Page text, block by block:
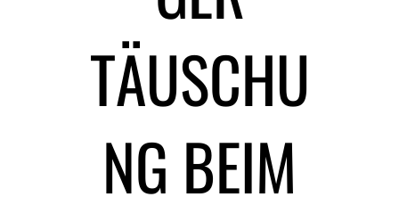
TÄUSCHU
NG BEIM